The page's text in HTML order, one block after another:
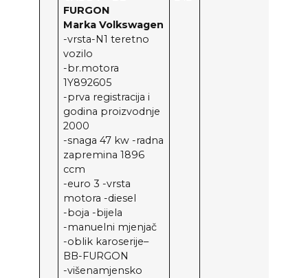
FURGON
Marka Volkswagen
-vrsta-N1 teretno
vozilo
-br.motora
1Y892605
-prva registracija i
godina proizvodnje
2000
-snaga 47 kw -radna
zapremina 1896
ccm
-euro 3 -vrsta
motora -diesel
-boja -bijela
-manuelni mjenjač
-oblik karoserije–
BB-FURGON
-višenamjensko